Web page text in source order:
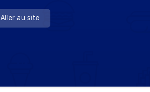
Aller au site